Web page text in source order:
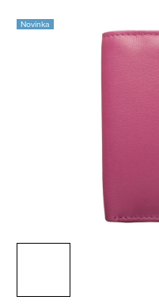
Novinka